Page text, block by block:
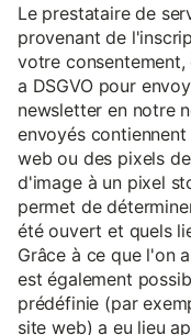
Le prestataire de
provenant de
votre
a DSGVO pour
newsletter en notre
envoyés
web ou des pixels
d'image à un pixel
permet de
été ouvert et quels
Grâce à ce que l'on
est également
prédéfinie (par
site web) a eu lieu